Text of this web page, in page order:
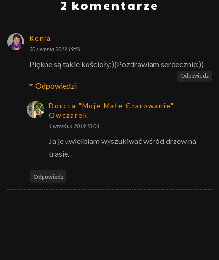
2 komentarze
Renia
30 sierpnia 2019 19:51
Piękne są takie kościoły:))Pozdrawiam serdecznie:))
Odpowiedz
Odpowiedzi
Dorota "Moje Małe Czarowanie"
Owczarek
1 września 2019 18:04
Ja je uwielbiam wyszukiwać wśród drzew na
trasie.
Odpowiedz